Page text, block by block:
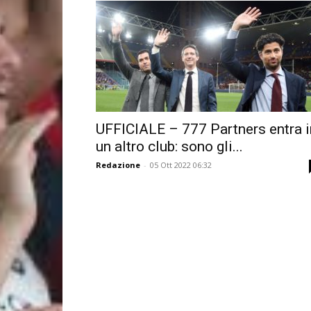
UFFICIALE – 777 Partners entra
un altro club: sono gli...
Redazione - 05 Ott 2022 06:32